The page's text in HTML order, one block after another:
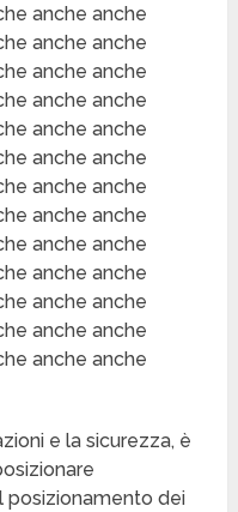
e la sicurezza, è
posizionamento dei